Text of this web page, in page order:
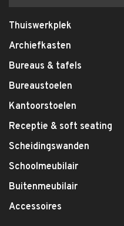
Thuiswerkplek
Archiefkasten
Bureaus & tafels
Bureaustoelen
Kantoorstoelen
Receptie & soft seating
Scheidingswanden
Schoolmeubilair
Buitenmeubilair
Accessoires